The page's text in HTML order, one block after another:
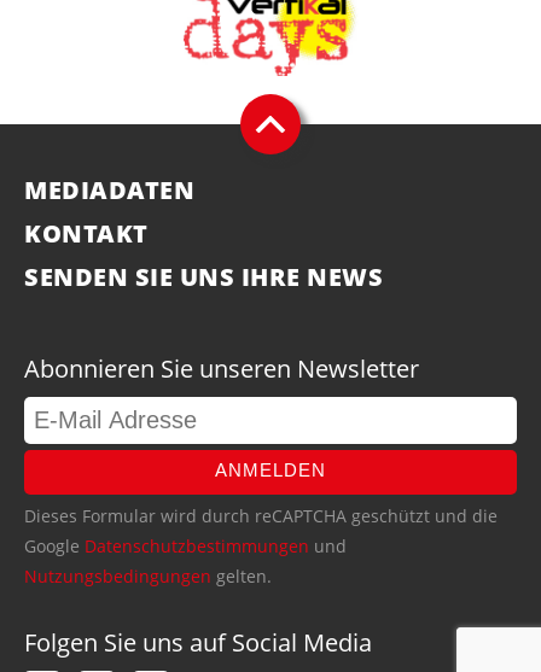
MEDIADATEN
KONTAKT
SENDEN SIE UNS IHRE NEWS
Abonnieren Sie unseren Newsletter
ANMELDEN
Dieses Formular wird durch reCAPTCHA geschützt und die
Google Datenschutzbestimmungen und
Nutzungsbedingungen gelten.
Folgen Sie uns auf Social Media